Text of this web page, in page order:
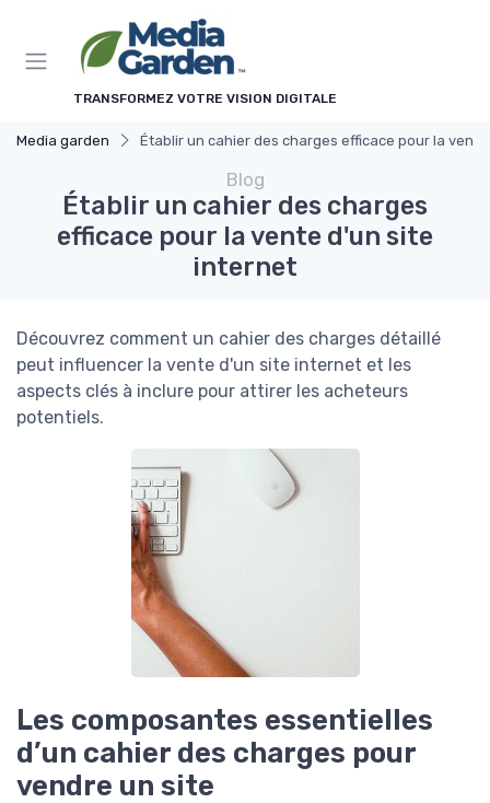
TRANSFORMEZ VOTRE VISION DIGITALE
Media garden Établir un cahier des charges efficace pour la
Blog
Établir un cahier des charges
efficace pour la vente d'un site
internet
Découvrez comment un cahier des charges détaillé
peut influencer la vente d'un site internet et les
aspects clés à inclure pour attirer les acheteurs
potentiels.
Les composantes essentielles
d’un cahier des charges pour
vendre un site